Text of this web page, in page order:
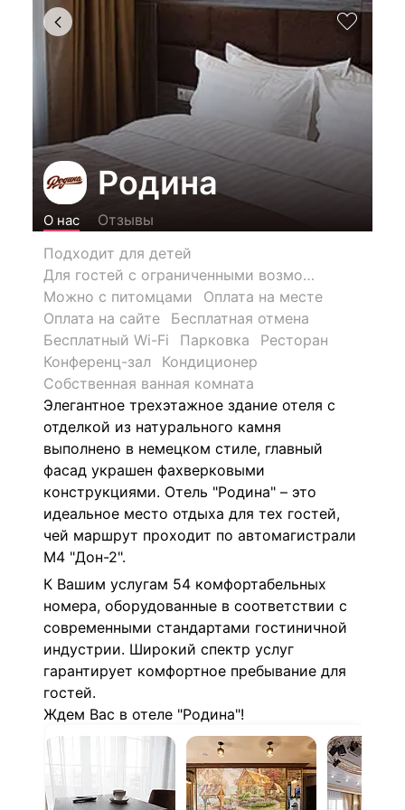
Родина
О нас
Отзывы
Подходит для детей
Для гостей с ограниченными возможностями
Можно с питомцами
Оплата на месте
Оплата на сайте
Бесплатная отмена
Бесплатный Wi-Fi
Парковка
Ресторан
Конференц-зал
Кондиционер
Собственная ванная комната
Элегантное трехэтажное здание отеля с
отделкой из натурального камня
выполнено в немецком стиле, главный
фасад украшен фахверковыми
конструкциями. Отель "Родина" – это
идеальное место отдыха для тех гостей,
чей маршрут проходит по автомагистрали
М4 "Дон-2".
К Вашим услугам 54 комфортабельных
номера, оборудованные в соответствии с
современными стандартами гостиничной
индустрии. Широкий спектр услуг
гарантирует комфортное пребывание для
гостей.
Ждем Вас в отеле "Родина"!